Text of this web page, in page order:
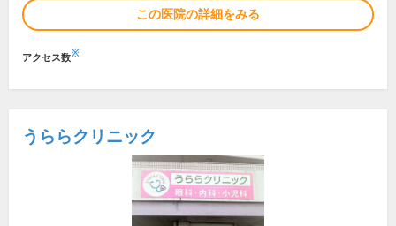
この医院の詳細をみる
アクセス数※
うららクリニック